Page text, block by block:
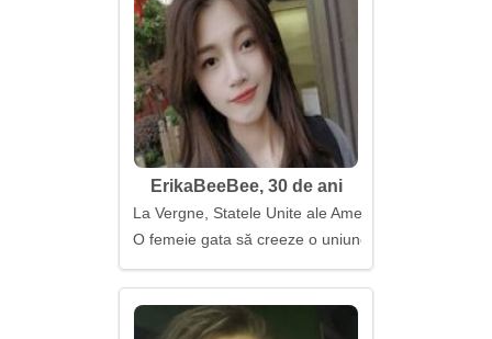
ErikaBeeBee, 30 de ani
La Vergne, Statele Unite ale Americii
O femeie gata să creeze o uniune puternică